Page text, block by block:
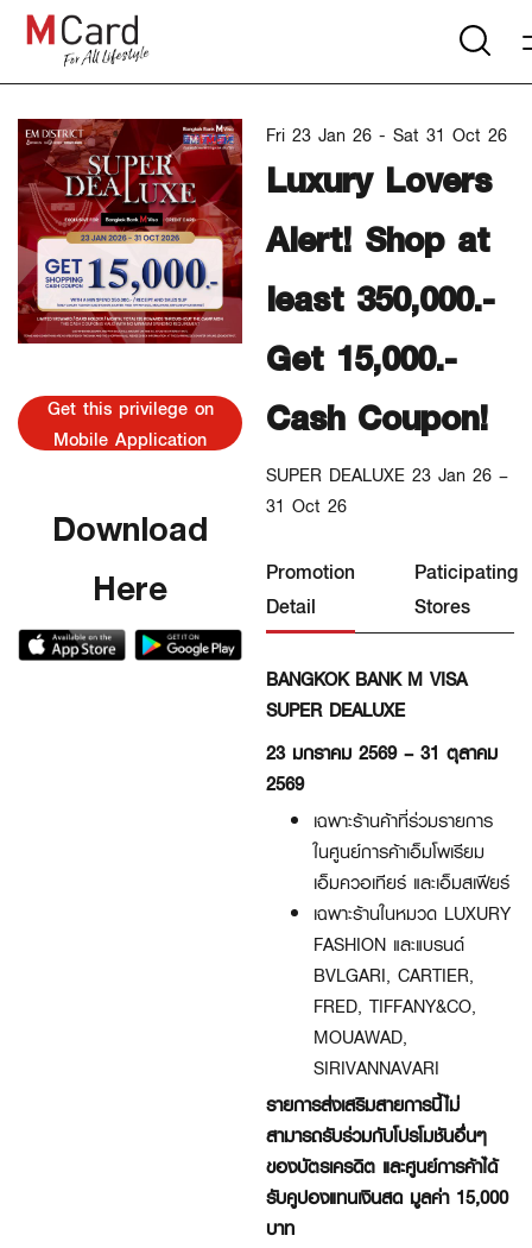
Get this privilege on
Mobile Application
Download
Here
Fri 23 Jan 26 - Sat 31 Oct 26
Luxury Lovers
Alert! Shop at
least 350,000.-
Get 15,000.-
Cash Coupon!
SUPER DEALUXE 23 Jan 26 –
31 Oct 26
Promotion
Detail
Paticipating
Stores
BANGKOK BANK M VISA
SUPER DEALUXE
23 มกราคม 2569 – 31 ตุลาคม
2569
เฉพาะร้านค้าที่ร่วมรายการ
ในศูนย์การค้าเอ็มโพเรียม
เอ็มควอเทียร์ และเอ็มสเฟียร์
เฉพาะร้านในหมวด LUXURY
FASHION และแบรนด์
BVLGARI, CARTIER,
FRED, TIFFANY&CO,
MOUAWAD,
SIRIVANNAVARI
รายการส่งเสริมสายการนี้ไม่
สามารถรับร่วมกับโปรโมชันอื่นๆ
ของบัตรเครดิต และศูนย์การค้าได้
รับคูปองแทนเงินสด มูลค่า 15,000
บาท